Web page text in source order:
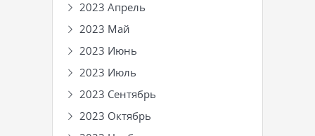
2023 Апрель
2023 Май
2023 Июнь
2023 Июль
2023 Сентябрь
2023 Октябрь